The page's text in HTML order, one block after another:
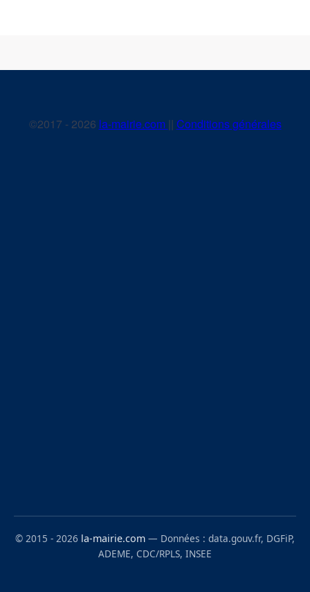
©2017 - 2026 la-mairie.com || Conditions générales
© 2015 - 2026 la-mairie.com — Données : data.gouv.fr, DGFiP,
ADEME, CDC/RPLS, INSEE